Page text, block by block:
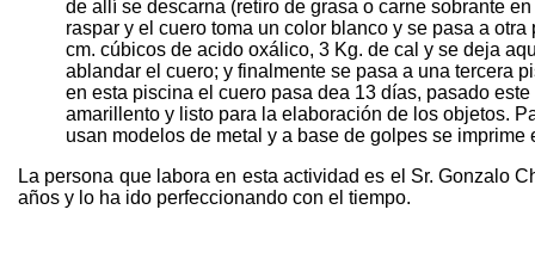
de allí se descarna (retiro de grasa o carne sobrante
raspar y el cuero toma un color blanco y se pasa a
cm. cúbicos de acido oxálico, 3 Kg. de cal y se deja
ablandar el cuero; y finalmente se pasa a una tercera
en esta piscina el cuero pasa dea 13 días, pasado
amarillento y listo para la elaboración de los objetos.
usan modelos de metal y a base de golpes se imprime
La persona que labora en esta actividad es el Sr. Gonzalo
años y lo ha ido perfeccionando con el tiempo.